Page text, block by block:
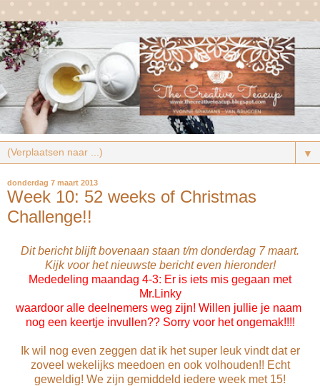
▼
donderdag 7 maart 2013
Week 10: 52 weeks of Christmas
Challenge!!
Dit bericht blijft bovenaan staan t/m donderdag 7 maart.
Kijk voor het nieuwste bericht even hieronder!
Mededeling maandag 4-3: Er is iets mis gegaan met
Mr.Linky
waardoor alle deelnemers weg zijn! Willen jullie je naam
nog een keertje invullen?? Sorry voor het ongemak!!!!
Ik wil nog even zeggen dat ik het super leuk vindt dat er
zoveel wekelijks meedoen en ook volhouden!! Echt
geweldig! We zijn gemiddeld iedere week met 15!